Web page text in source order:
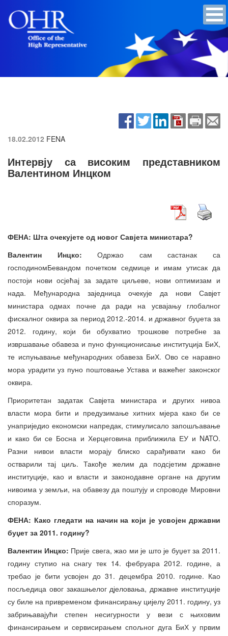
18.02.2012 FENA
Интервју са високим представником
Валентином Инцком
ФЕНА: Шта очекујете од новог Савјета министара?
Валентин Инцко: Одржао сам састанак са
господиномБевандом почетком седмице и имам утисак да
постоји нови осјећај за задате циљеве, нови оптимизам и
нада. Међународна заједница очекује да нови Савјет
министара одмах почне да ради на усвајању глобалног
фискалног оквира за период 2012.-2014. и државног буџета за
2012. годину, који би обухватио трошкове потребне за
извршавање обавеза и пуно функционисање институција БиХ,
те испуњавање међународних обавеза БиХ. Ово се наравно
мора урадити уз пуно поштовање Устава и важећег законског
оквира.
Приоритетан задатак Савјета министара и других нивоа
власти мора бити и предузимање хитних мјера како би се
унаприједио економски напредак, стимулисало запошљавање
и како би се Босна и Херцеговина приближила ЕУ и NATO.
Разни нивои власти морају блиско сарађивати како би
остварили тај циљ. Такође желим да подсјетим државне
институције, као и власти и законодавне органе на другим
нивоима у земљи, на обавезу да поштују и спроводе Мировни
споразум.
ФЕНА: Како гледати на начин на који је усвојен државни
буџет за 2011. годину?
Валентин Инцко: Прије свега, жао ми је што је буџет за 2011.
годину ступио на снагу тек 14. фебруара 2012. године, а
требао је бити усвојен до 31. децембра 2010. године. Као
посљедица овог закашњелог дјеловања, државне институције
су биле на привременом финансирању цијелу 2011. годину, уз
забрињавајући степен несигурности у вези с њиховим
финансирањем и сервисирањем спољног дуга БиХ у првим